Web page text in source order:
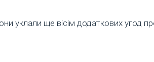
уклали ще вісім додаткових угод